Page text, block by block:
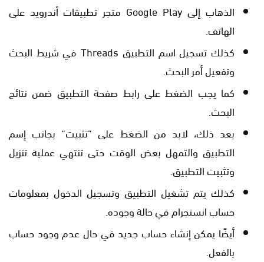
الذهاب إلى Google Play متجر تطبيقات أندرويد على
الهاتف.
كذلك تسجيل اسم التطبيق Threads في شريط البحث
وتفعيل أمر البحث.
كما يجب الضغط على رابط صفحة التطبيق ضمن نتائج
البحث.
بعد ذلك، لابد من الضغط على “تثبيت“ بجانب إسم
التطبيق والتمهل بعض الوقت حتى تنتهي عملية تنزيل
وتثبيت التطبيق.
كذلك يتم تشغيل التطبيق وتسجيل الدخول بمعلومات
حساب انستجرام في حالة وجوده.
أيضًا يمكن إنشاء حساب جديد في حال عدم وجود حساب
بالفعل.